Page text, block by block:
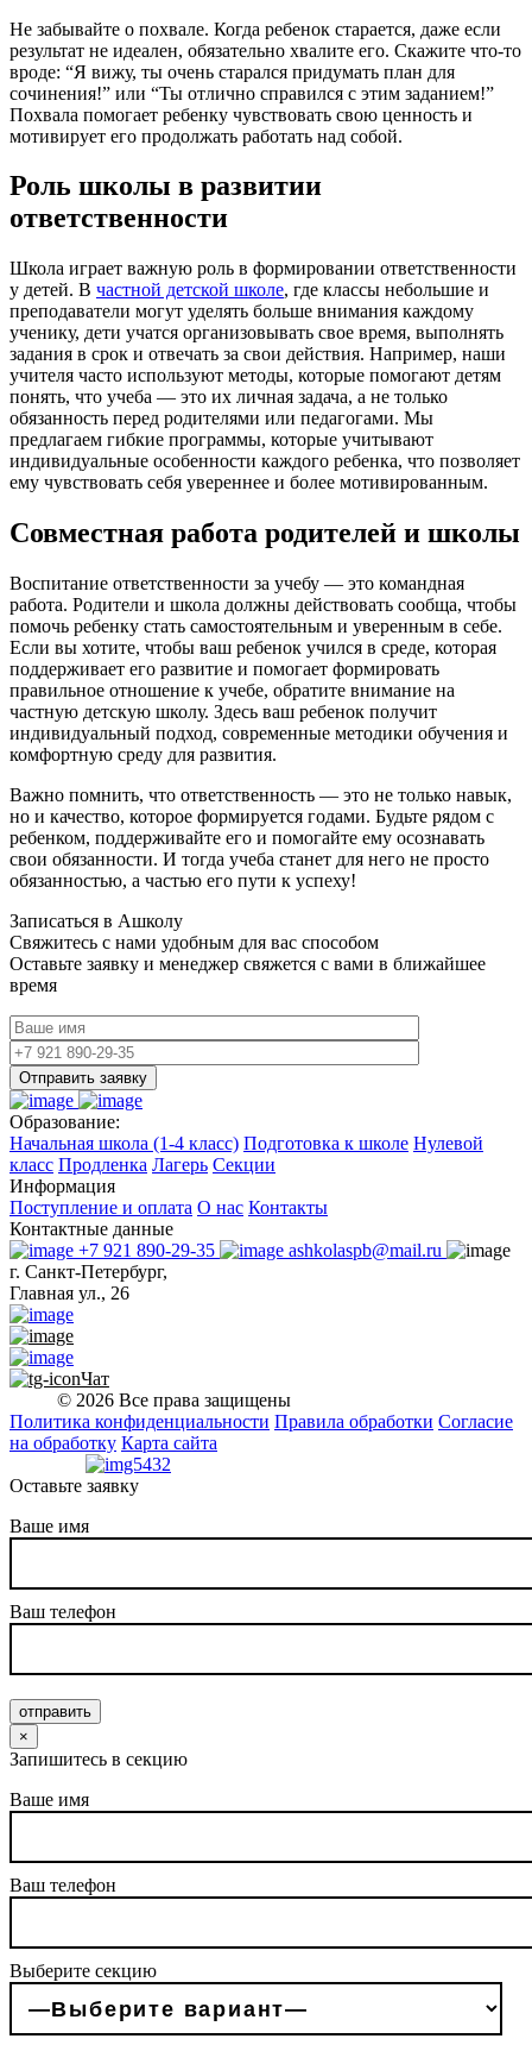
Не забывайте о похвале. Когда ребенок старается, даже если
результат не идеален, обязательно хвалите его. Скажите что-то
вроде: “Я вижу, ты очень старался придумать план для
сочинения!” или “Ты отлично справился с этим заданием!”
Похвала помогает ребенку чувствовать свою ценность и
мотивирует его продолжать работать над собой.
Роль школы в развитии
ответственности
Школа играет важную роль в формировании ответственности
у детей. В частной детской школе, где классы небольшие и
преподаватели могут уделять больше внимания каждому
ученику, дети учатся организовывать свое время, выполнять
задания в срок и отвечать за свои действия. Например, наши
учителя часто используют методы, которые помогают детям
понять, что учеба — это их личная задача, а не только
обязанность перед родителями или педагогами. Мы
предлагаем гибкие программы, которые учитывают
индивидуальные особенности каждого ребенка, что позволяет
ему чувствовать себя увереннее и более мотивированным.
Совместная работа родителей и школы
Воспитание ответственности за учебу — это командная
работа. Родители и школа должны действовать сообща, чтобы
помочь ребенку стать самостоятельным и уверенным в себе.
Если вы хотите, чтобы ваш ребенок учился в среде, которая
поддерживает его развитие и помогает формировать
правильное отношение к учебе, обратите внимание на
частную детскую школу. Здесь ваш ребенок получит
индивидуальный подход, современные методики обучения и
комфортную среду для развития.
Важно помнить, что ответственность — это не только навык,
но и качество, которое формируется годами. Будьте рядом с
ребенком, поддерживайте его и помогайте ему осознавать
свои обязанности. И тогда учеба станет для него не просто
обязанностью, а частью его пути к успеху!
Записаться в Ашколу
Свяжитесь с нами удобным для вас способом
Оставьте заявку и менеджер свяжется с вами в ближайшее
время
Отправить заявку
Образование:
Начальная школа (1-4 класс) Подготовка к школе Нулевой
класс Продленка Лагерь Секции
Информация
Поступление и оплата О нас Контакты
Контактные данные
+7 921 890-29-35
ashkolaspb@mail.ru
г. Санкт-Петербург,
Главная ул., 26
Чат
© 2026 Все права защищены
Политика конфиденциальности Правила обработки Согласие
на обработку Карта сайта
Оставьте заявку
Ваше имя
Ваш телефон
отправить
×
Запишитесь в секцию
Ваше имя
Ваш телефон
Выберите секцию